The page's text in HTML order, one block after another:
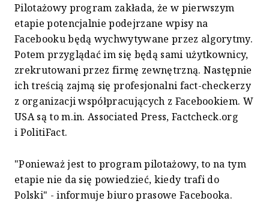
Pilotażowy program zakłada, że w pierwszym
etapie potencjalnie podejrzane wpisy na
Facebooku będą wychwytywane przez algorytmy.
Potem przyglądać im się będą sami użytkownicy,
zrekrutowani przez firmę zewnętrzną. Następnie
ich treścią zajmą się profesjonalni fact-checkerzy
z organizacji współpracujących z Facebookiem. W
USA są to m.in. Associated Press, Factcheck.org
i PolitiFact.
"Ponieważ jest to program pilotażowy, to na tym
etapie nie da się powiedzieć, kiedy trafi do
Polski" - informuje biuro prasowe Facebooka.